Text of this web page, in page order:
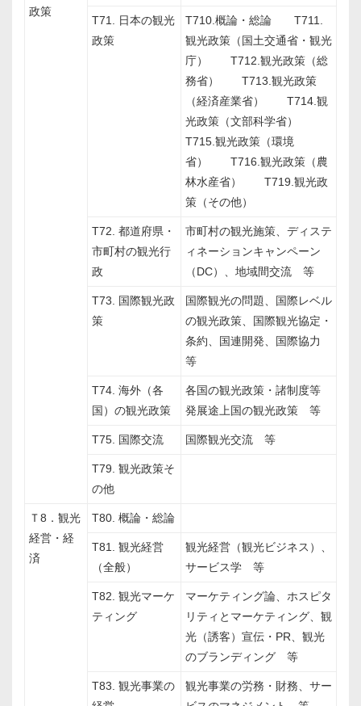
政策
T71. 日本の観光
政策
T710.概論・総論 T711.
観光政策（国土交通省・観光
庁） T712.観光政策（総
務省） T713.観光政策
（経済産業省） T714.観
光政策（文部科学省）
T715.観光政策（環境
省） T716.観光政策（農
林水産省） T719.観光政
策（その他）
T72. 都道府県・
市町村の観光行
政
市町村の観光施策、ディステ
ィネーションキャンペーン
（DC）、地域間交流 等
T73. 国際観光政
策
国際観光の問題、国際レベル
の観光政策、国際観光協定・
条約、国連開発、国際協力
等
T74. 海外（各
国）の観光政策
各国の観光政策・諸制度等
発展途上国の観光政策 等
T75. 国際交流 国際観光交流 等
T79. 観光政策そ
の他
Ｔ8．観光
経営・経
済
T80. 概論・総論
T81. 観光経営
（全般）
観光経営（観光ビジネス）、
サービス学 等
T82. 観光マーケ
ティング
マーケティング論、ホスピタ
リティとマーケティング、観
光（誘客）宣伝・PR、観光
のブランディング 等
T83. 観光事業の
観光事業の労務・財務、サー